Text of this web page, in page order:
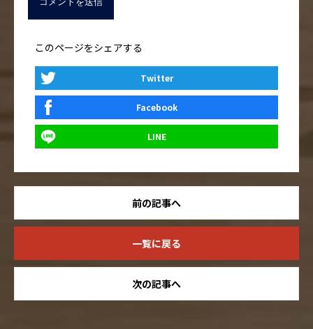
このページをシェアする
Twitter
Facebook
LINE
前の記事へ
一覧に戻る
次の記事へ